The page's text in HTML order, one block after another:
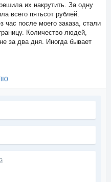
их накрутить. За одну
всего пятьсот рублей.
час после моего заказа, стали
Количество людей,
за два дня. Иногда бывает